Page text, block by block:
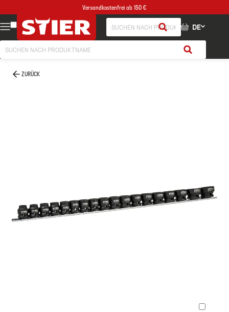
Versandkostenfrei ab 150 €
DE
ZURÜCK